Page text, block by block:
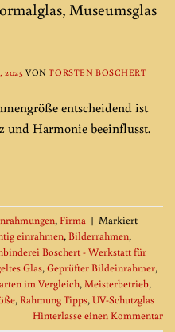
Museumsglas
2025 VONTORSTEN BOSCHERT
entscheidend ist
und Harmonie beeinflusst.
,Firma | Markiert
einrahmen,Bilderrahmen,
Boschert - Werkstatt für
Glas,Geprüfter Bildeinrahmer,
im Vergleich,Meisterbetrieb,
,Rahmung Tipps,UV-Schutzglas
Hinterlasse einen Kommentar